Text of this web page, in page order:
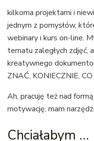
kilkoma projektami i
jednym z pomysłów,
webinary i kurs on-line.
tematu zaległych zdjęć,
kreatywnego
ZNAĆ, KONIECZNIE,
Ah, pracuję też nad
motywację, mam
Chciałabym …